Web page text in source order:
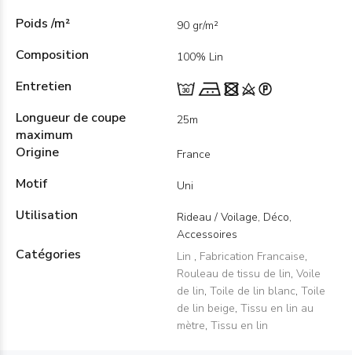
Poids /m² 90 gr/m²
Composition 100% Lin
Entretien
Longueur de coupe
maximum
25m
Origine France
Motif Uni
Utilisation
Rideau / Voilage, Déco,
Accessoires
Catégories Lin , Fabrication Francaise,
Rouleau de tissu de lin, Voile
de lin, Toile de lin blanc, Toile
de lin beige, Tissu en lin au
mètre, Tissu en lin